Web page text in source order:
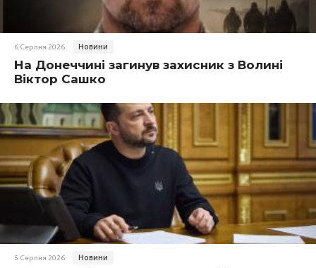
6 Серпня 2026 Новини
На Донеччині загинув захисник з Волині
Віктор Сашко
5 Серпня 2026 Новини